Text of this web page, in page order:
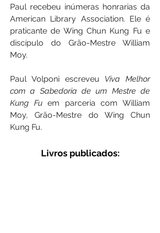
Paul recebeu inúmeras honrarias da
American Library Association. Ele é
praticante de Wing Chun Kung Fu e
discípulo do Grão-Mestre William
Moy.
Paul Volponi escreveu Viva Melhor
com a Sabedoria de um Mestre de
Kung Fuem parceria com William
Moy, Grão-Mestre do Wing Chun
Kung Fu.
Livros publicados: